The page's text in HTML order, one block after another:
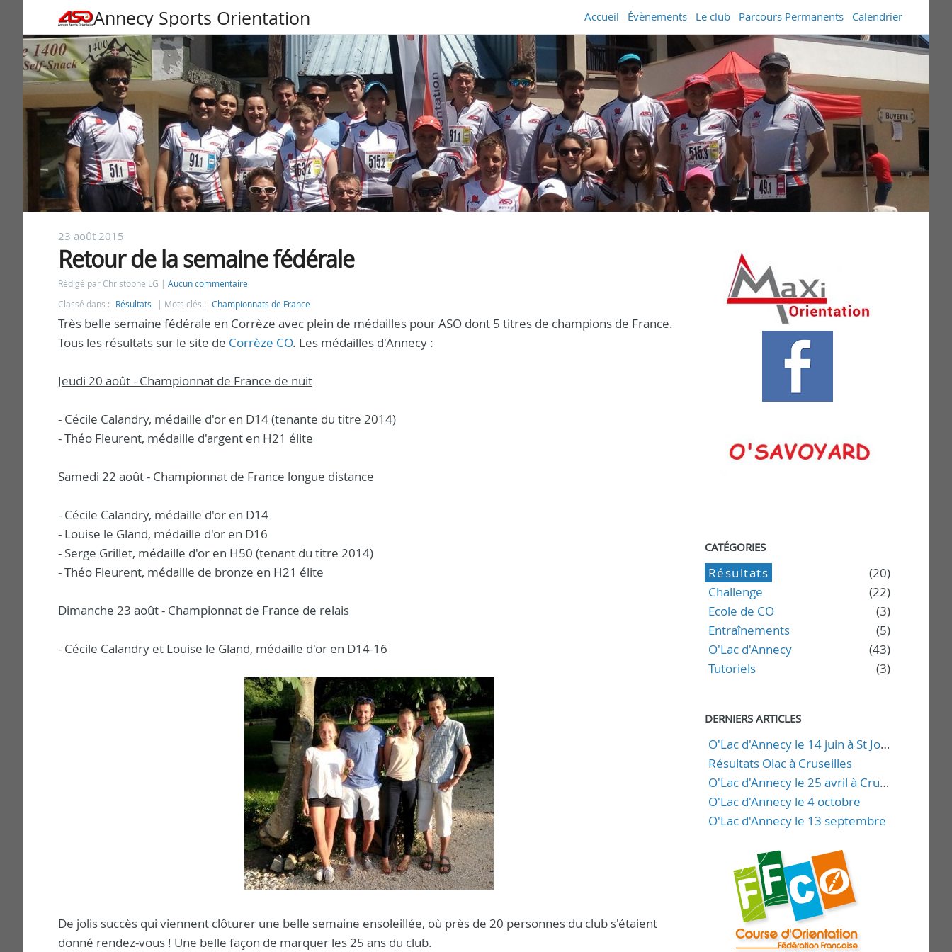
Annecy Sports Orientation Accueil Évènements Le club Parcours Permanents Calendrier
23 août 2015
Retour de la semaine fédérale
Rédigé par Christophe LG
Aucun commentaire
Classé dans :
Résultats Mots clés : Championnats de France
Très belle semaine fédérale en Corrèze avec plein de médailles pour ASO dont 5 titres de champions de France.
Tous les résultats sur le site de Corrèze CO. Les médailles d'Annecy :
Jeudi 20 août - Championnat de France de nuit
- Cécile Calandry, médaille d'or en D14 (tenante du titre 2014)
- Théo Fleurent, médaille d'argent en H21 élite
Samedi 22 août - Championnat de France longue distance
- Cécile Calandry, médaille d'or en D14
- Louise le Gland, médaille d'or en D16
- Serge Grillet, médaille d'or en H50 (tenant du titre 2014)
- Théo Fleurent, médaille de bronze en H21 élite
Dimanche 23 août - Championnat de France de relais
- Cécile Calandry et Louise le Gland, médaille d'or en D14-16
De jolis succès qui viennent clôturer une belle semaine ensoleillée, où près de 20 personnes du club s'étaient
donné rendez-vous ! Une belle façon de marquer les 25 ans du club.
CATÉGORIES
Résultats
(20)
Challenge
(22)
Ecole de CO
(3)
Entraînements
(5)
O'Lac d'Annecy
(43)
Tutoriels
(3)
DERNIERS ARTICLES
O'Lac d'Annecy le 14 juin à St Jorioz
Résultats Olac à Cruseilles
O'Lac d'Annecy le 25 avril à Cruseilles
O'Lac d'Annecy le 4 octobre
O'Lac d'Annecy le 13 septembre